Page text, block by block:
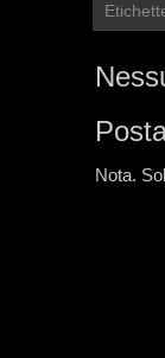
Nota.